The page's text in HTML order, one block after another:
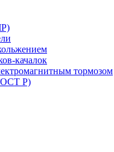
качалок
тормозом
Р)